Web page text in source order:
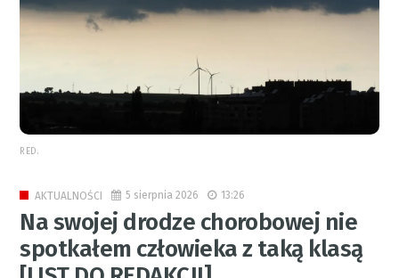
RED.
AKTUALNOŚCI 5 sierpnia 2026 13:26
Na swojej drodze chorobowej nie
spotkałem człowieka z taką klasą